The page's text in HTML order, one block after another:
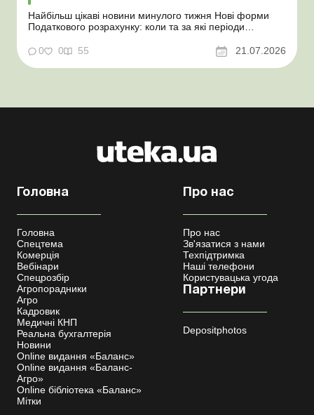
Найбільш цікаві новини минулого тижня Нові форми
Податкового розрахунку: коли та за які періоди
відстрочки від призову під час мобілізації удосконалено
Кабмін утворив Координаційний центр з організації
бронювання військовозобов’язаних Верховна ...
0 0 55 21.07.2026
Головна
Головна
Спецтема
Комерція
Вебінари
Спецрозбір
Агропорадники
Агро
Кадровик
Медичні КНП
Реальна бухгалтерія
Новини
Online видання «Баланс»
Online видання «Баланс-
Агро»
Online бібліотека «Баланс»
Мітки
Про нас
Про нас
Зв'язатися з нами
Техпідтримка
Наші телефони
Користувацька угода
Партнери
Depositphotos